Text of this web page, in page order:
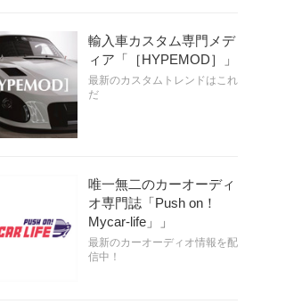
輸入車カスタム専門メデ
ィア「［HYPEMOD］」
最新のカスタムトレンドはこれ
だ
唯一無二のカーオーディ
オ専門誌「Push on！
Mycar-life」」
最新のカーオーディオ情報を配
信中！